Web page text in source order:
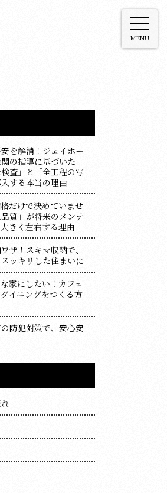
MENU
を解消！ジェイホー
の指導に基づいた
検査」と「全工程の写
する本当の理由
だけで決めていませ
質」が将来のメンテ
きく左右する理由
ザ！スキマ収納で、
ッキリした住まいに
家にしたい！カフェ
イニングをつくる方
防犯対策で、安心安